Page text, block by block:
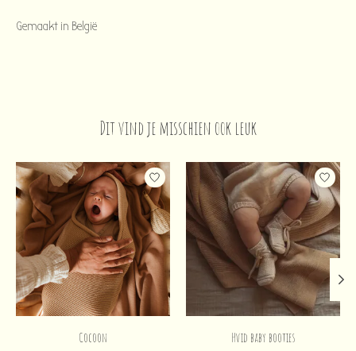
Gemaakt in België
Dit vind je misschien ook leuk
Items van productcarrousel
Cocoon Hvid baby booties